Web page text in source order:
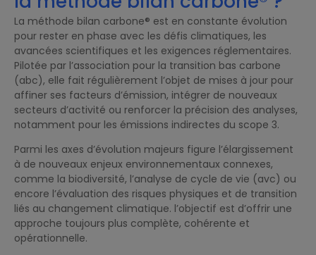
La méthode bilan carbone® est en constante évolution
pour rester en phase avec les défis climatiques, les
avancées scientifiques et les exigences réglementaires.
Pilotée par l’association pour la transition bas carbone
(abc), elle fait régulièrement l’objet de mises à jour pour
affiner ses facteurs d’émission, intégrer de nouveaux
secteurs d’activité ou renforcer la précision des analyses,
notamment pour les émissions indirectes du scope 3.
Parmi les axes d’évolution majeurs figure l’élargissement
à de nouveaux enjeux environnementaux connexes,
comme la biodiversité, l’analyse de cycle de vie (avc) ou
encore l’évaluation des risques physiques et de transition
liés au changement climatique. l’objectif est d’offrir une
approche toujours plus complète, cohérente et
opérationnelle.